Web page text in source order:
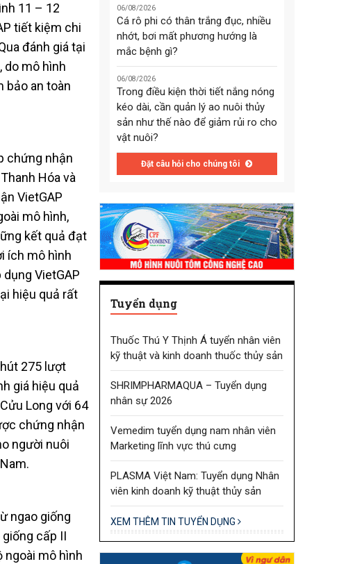
11 – 12
tiết kiệm chi
đánh giá tại
do mô hình
bảo an toàn
chứng nhận
Hóa và
VietGAP
mô hình,
kết quả đạt
ích mô hình
VietGAP
hiệu quả rất
275 lượt
giá hiệu quả
Long với 64
chứng nhận
người nuôi
ngao giống
cấp II
ngoài mô hình
06/08/2026
Cá rô phi có thân trắng đục, nhiều
nhớt, bơi mất phương hướng là
mắc bệnh gì?
06/08/2026
Trong điều kiện thời tiết nắng nóng
kéo dài, cần quản lý ao nuôi thủy
sản như thế nào để giảm rủi ro cho
vật nuôi?
Đặt câu hỏi cho chúng tôi
Tuyển dụng
Thuốc Thú Y Thịnh Á tuyển nhân viên
kỹ thuật và kinh doanh thuốc thủy sản
SHRIMPHARMAQUA – Tuyển dụng
nhân sự 2026
Vemedim tuyển dụng nam nhân viên
Marketing lĩnh vực thú cưng
PLASMA Việt Nam: Tuyển dụng Nhân
viên kinh doanh kỹ thuật thủy sản
XEM THÊM TIN TUYỂN DỤNG